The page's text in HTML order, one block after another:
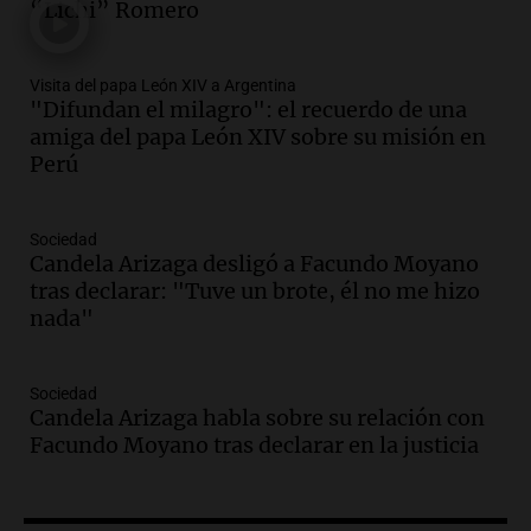
Audio.Ordenan el reintegro de dos
Panorama Federal
Episodios
Audio.Inviolabilidad de la propiedad
Editorial
Episodios
Audio.Lanzaron una campaña para que
niños con cáncer reciban regalos por el
Episodios
Audio.Ganó una beca en la secundaria,
se mudó a Córdoba y hoy lleva la
La Argentina Posible
“Lichi” Romero
Visita del papa León XIV a Argentina
"Difundan el milagro": el recuerdo de una
amiga del papa León XIV sobre su misión en
Perú
Sociedad
Candela Arizaga desligó a Facundo Moyano
tras declarar: "Tuve un brote, él no me hizo
nada"
Sociedad
Candela Arizaga habla sobre su relación con
Facundo Moyano tras declarar en la justicia